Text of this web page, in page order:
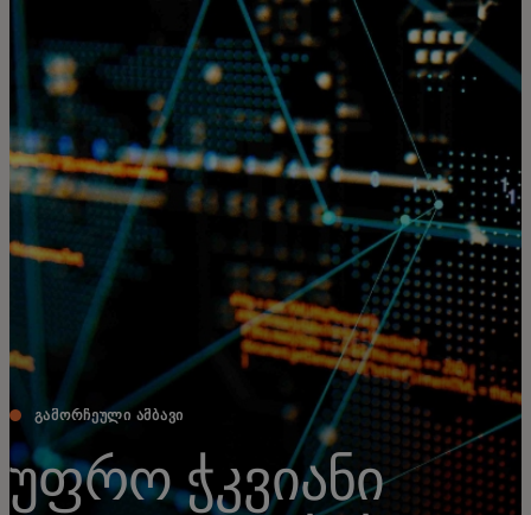
შენთვის
ბიზნესისთვის
მსოფლიოსთვის
ინოვატორებისთვის
სიახლეები და ტენდენციები
ᲒᲐᲛᲝᲠᲩᲔᲣᲚᲘ ᲐᲛᲑᲐᲕᲘ
უფრო ჭკვიანი